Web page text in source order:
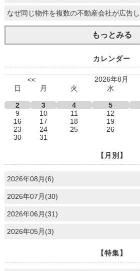
なぜ同じ物件を複数の不動産会社が広告
もっとみる
カレンダー
<<
2026年8月
日
月 火 水
2
3 4 5
9
10 11 12
16
17 18 19
23
24 25 26
30
31
【月別】
2026年08月(6)
2026年07月(30)
2026年06月(31)
2026年05月(3)
【特集】